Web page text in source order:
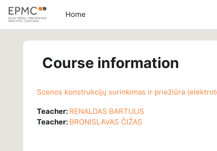
Skip to main content
Home
Course information
Scenos konstrukcijų surinkimas ir priežiūra
Teacher: RENALDAS BARTULIS
Teacher: BRONISLAVAS ČIŽAS